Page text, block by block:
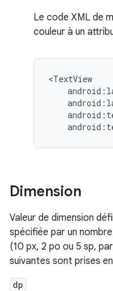
Le code XML de
couleur à un
Dimension
Valeur de dimension
spécifiée par un
(10 px, 2 po ou 5 sp,
suivantes sont prises
dp